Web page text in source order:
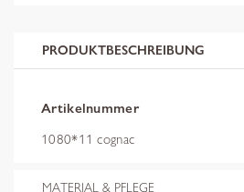
PRODUKTBESCHREIBUNG
Artikelnummer
1080*11 cognac
MATERIAL & PFLEGE